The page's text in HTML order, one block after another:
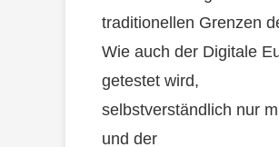
traditionellen Grenzen
Wie auch der Digitale
getestet wird,
selbstverständlich nur
und der